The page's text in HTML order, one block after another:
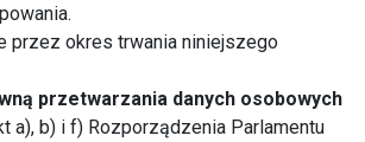
przez okres trwania niniejszego
przetwarzania danych osobowych
a), b) i f) Rozporządzenia Parlamentu